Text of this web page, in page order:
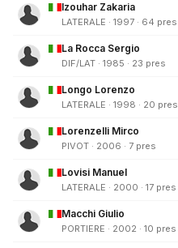
Izouhar Zakaria
LATERALE · 1997 · 64 pres
La Rocca Sergio
DIF/LAT · 1985 · 23 pres
Longo Lorenzo
LATERALE · 1998 · 20 pres
Lorenzelli Mirco
PIVOT · 2006 · 7 pres
Lovisi Manuel
LATERALE · 2000 · 17 pres
Macchi Giulio
PORTIERE · 2002 · 10 pres